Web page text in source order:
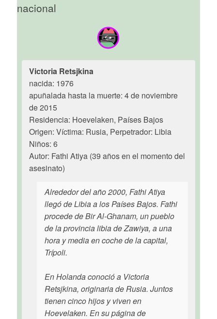
nacional
Victoria Retsjkina
nacida: 1976
apuñalada hasta la muerte: 4 de noviembre
de 2015
Residencia: Hoevelaken, Países Bajos
Origen: Víctima: Rusia, Perpetrador: Libia
Niños: 6
Autor: Fathi Atiya (39 años en el momento del
asesinato)
Alrededor del año 2000, Fathi Atiya
llegó de Libia a los Países Bajos. Fathi
procede de Bir Al-Ghanam, un pueblo
de la provincia libia de Zawiya, a una
hora y media en coche de la capital,
Trípoli.
En Holanda conoció a Victoria
Retsjkina, originaria de Rusia. Juntos
tienen cinco hijos y viven en
Hoevelaken. En su página de